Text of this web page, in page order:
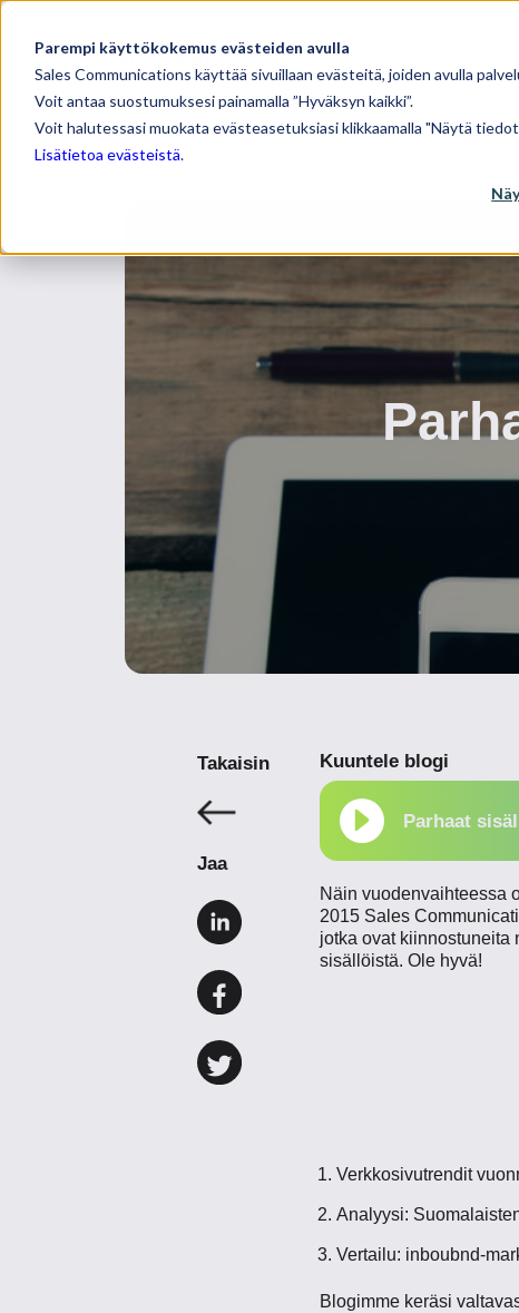
Parempi käyttökokemus evästeiden avulla
Sales Communications käyttää sivuillaan evästeitä, joiden avulla
Voit antaa suostumuksesi painamalla ”Hyväksyn kaikki”.
Voit halutessasi muokata evästeasetuksiasi klikkaamalla "Näytä
Lisätietoa evästeistä.
Takaisin
Jaa
Kuuntele blogi
Parhaat
Näin vuodenvaihteessa
2015 Sales
jotka ovat kiinnostuneita
sisällöistä. Ole hyvä!
Verkkosivutrendit
Analyysi:
Vertailu: inboubnd-
Blogimme keräsi